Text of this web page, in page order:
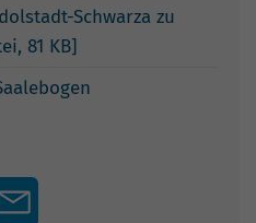
Schwarza zu
81 KB]